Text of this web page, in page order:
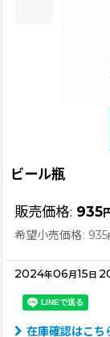
ビール瓶
販売価格: 935
希望小売価格: 935
2024年06月 15日
在庫確認はこち